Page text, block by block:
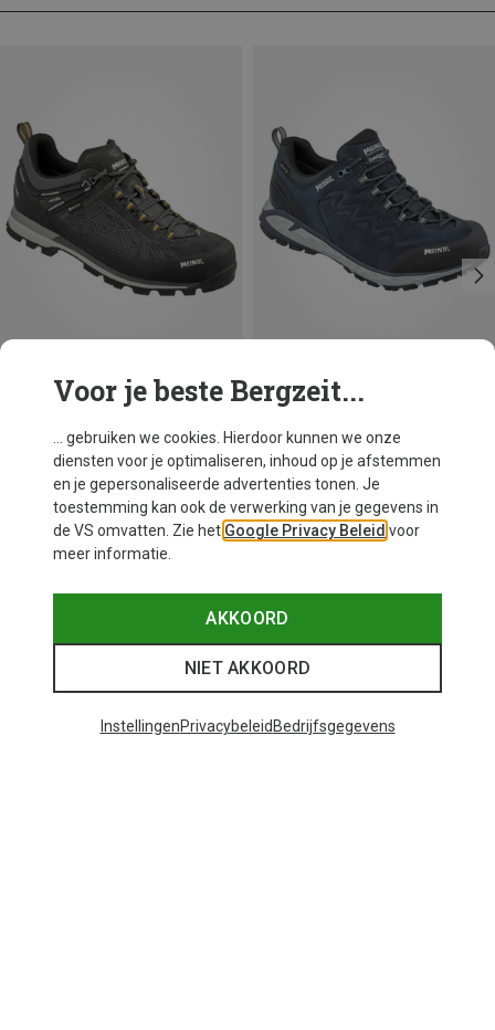
Maten
Heren Literock Free GTX Schoenen
€ 207,20
Meindl
Heren Messina Walker Schoenen
€ 184,20
Voor je beste Bergzeit...
... gebruiken we cookies. Hierdoor kunnen we onze
diensten voor je optimaliseren, inhoud op je afstemmen
en je gepersonaliseerde advertenties tonen. Je
toestemming kan ook de verwerking van je gegevens in
de VS omvatten. Zie het Google Privacy Beleid voor
meer informatie.
AKKOORD
NIET AKKOORD
InstellingenPrivacybeleid Bedrijfsgegevens